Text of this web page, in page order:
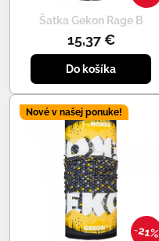
Šatka Gekon Rage B
15,37 €
Do košíka
21%
Nové v našej ponuke!